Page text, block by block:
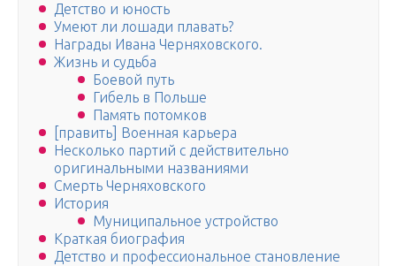
Детство и юность
Умеют ли лошади плавать?
Награды Ивана Черняховского.
Жизнь и судьба
Боевой путь
Гибель в Польше
Память потомков
[править] Военная карьера
Несколько партий с действительно
оригинальными названиями
Смерть Черняховского
История
Муниципальное устройство
Краткая биография
Детство и профессиональное становление